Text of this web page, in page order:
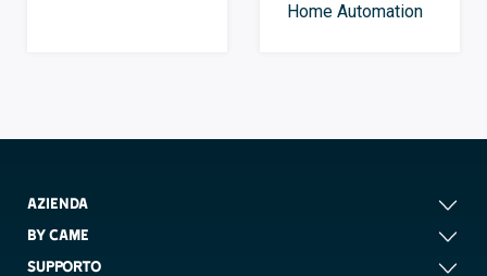
Home Automation
AZIENDA
BY CAME
SUPPORTO